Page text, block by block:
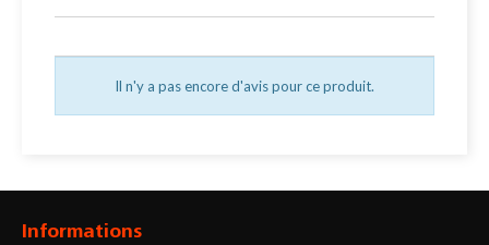
Il n'y a pas encore d'avis pour ce produit.
Informations